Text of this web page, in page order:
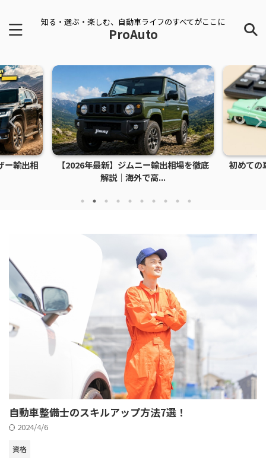
知る・選ぶ・楽しむ、自動車ライフのすべてがここに
ProAuto
ー輸出相
【2026年最新】ジムニー輸出相場を徹底
解説｜海外で高...
初めての
自動車整備士のスキルアップ方法7選！
2024/4/6
資格